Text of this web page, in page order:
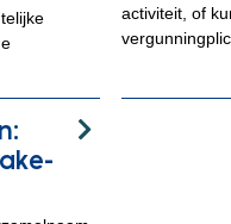
activiteit, of